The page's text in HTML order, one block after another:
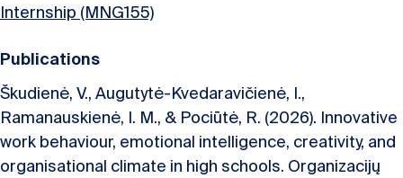
Internship (MNG155)
Publications
Škudienė, V., Augutytė-Kvedaravičienė, I.,
Ramanauskienė, I. M., & Pociūtė, R. (2026). Innovative
work behaviour, emotional intelligence, creativity, and
organisational climate in high schools. Organizacijų